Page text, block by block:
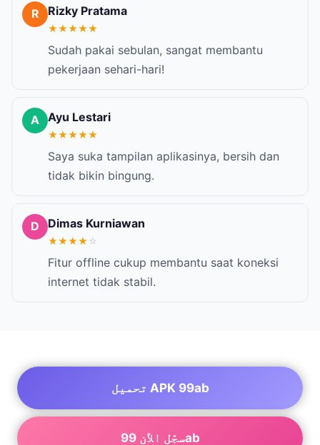
R Rizky Pratama
★★★★★
Sudah pakai sebulan, sangat membantu
pekerjaan sehari-hari!
A Ayu Lestari
★★★★★
Saya suka tampilan aplikasinya, bersih dan
tidak bikin bingung.
D Dimas Kurniawan
★★★★☆
Fitur offline cukup membantu saat koneksi
internet tidak stabil.
تحميل APK 99ab
سجّل الآن 99ab